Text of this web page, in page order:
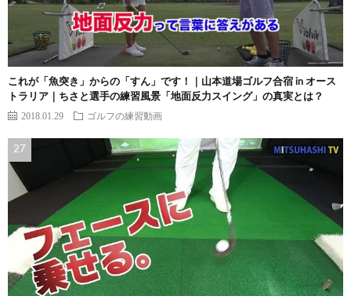
これが「魚突き」からの「すん」です！｜山本道場ゴルフ合宿 in オース
トラリア｜ちさと選手の練習風景「地面反力スイング」の真実とは？
2018.01.29 ゴルフの練習動画